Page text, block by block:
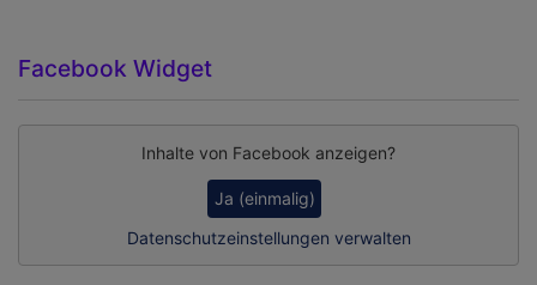
Facebook Widget
Inhalte von Facebook anzeigen?
Ja (einmalig)
Datenschutzeinstellungen verwalten